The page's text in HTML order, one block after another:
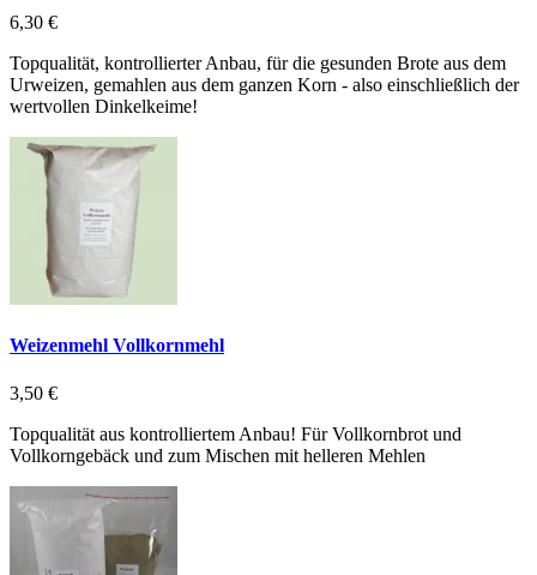
6,30 €
Topqualität, kontrollierter Anbau, für die gesunden Brote aus dem
Urweizen, gemahlen aus dem ganzen Korn - also einschließlich der
wertvollen Dinkelkeime!
Weizenmehl Vollkornmehl
3,50 €
Topqualität aus kontrolliertem Anbau! Für Vollkornbrot und
Vollkorngebäck und zum Mischen mit helleren Mehlen